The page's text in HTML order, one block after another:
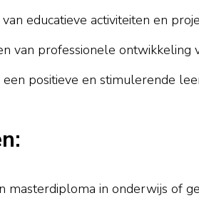
educatieve activiteiten en
van professionele ontwikkeling
positieve en stimulerende
masterdiploma in onderwijs of